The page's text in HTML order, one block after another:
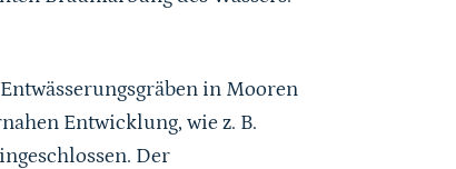
in Mooren
Entwicklung, wie z. B.
Der